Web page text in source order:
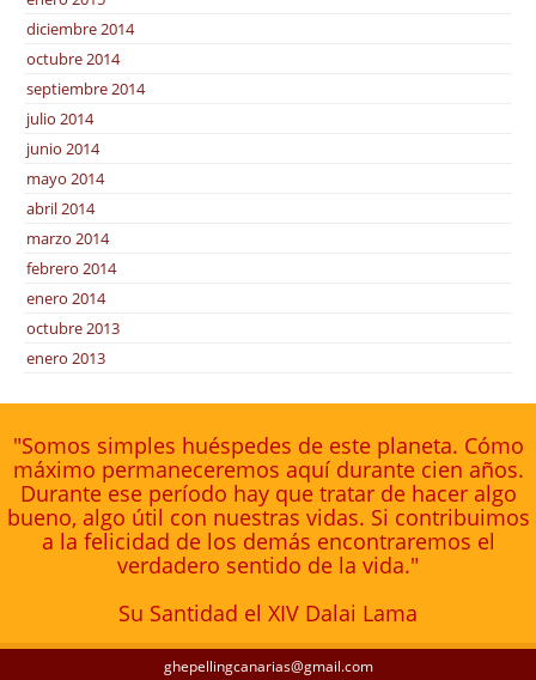
diciembre 2014
octubre 2014
septiembre 2014
julio 2014
junio 2014
mayo 2014
abril 2014
marzo 2014
febrero 2014
enero 2014
octubre 2013
enero 2013
"Somos simples huéspedes de este planeta. Cómo
máximo permaneceremos aquí durante cien años.
Durante ese período hay que tratar de hacer algo
bueno, algo útil con nuestras vidas. Si contribuimos
a la felicidad de los demás encontraremos el
verdadero sentido de la vida."
Su Santidad el XIV Dalai Lama
ghepellingcanarias@gmail.com